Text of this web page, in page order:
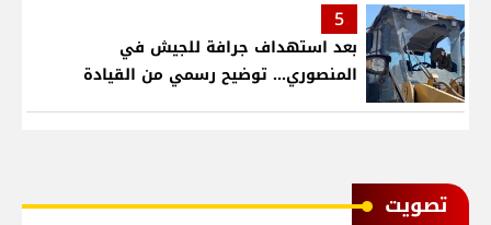
5
بعد استهداف جرافة للجيش في
المنصوري... توضيح رسمي من القيادة
ﺗﺼﻮﻳﺖ